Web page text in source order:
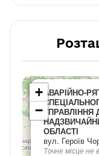
АВАРІЙНО-
ОБЛАСТІ
вул. Героїв
Точне місце не
+
−